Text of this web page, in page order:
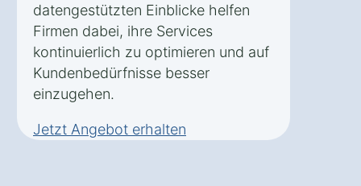
datengestützten Einblicke helfen
Firmen dabei, ihre Services
kontinuierlich zu optimieren und auf
Kundenbedürfnisse besser
einzugehen.
Jetzt Angebot erhalten